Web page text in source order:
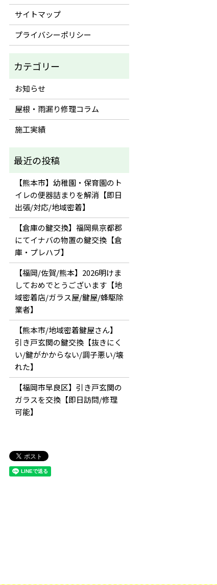
サイトマップ
プライバシーポリシー
お知らせ
屋根・雨漏り修理コラム
施工実績
【熊本市】幼稚園・保育園のト
イレの便器詰まりを解消【即日
出張/対応/地域密着】
【倉庫の鍵交換】福岡県京都郡
にてイナバの物置の鍵交換【倉
庫・プレハブ】
【福岡/佐賀/熊本】2026明けま
しておめでとうございます【地
域密着店/ガラス屋/鍵屋/蜂駆除
業者】
【熊本市/地域密着鍵屋さん】
引き戸玄関の鍵交換【抜きにく
い/鍵がかからない/調子悪い/壊
れた】
【福岡市早良区】引き戸玄関の
ガラスを交換【即日訪問/修理
可能】